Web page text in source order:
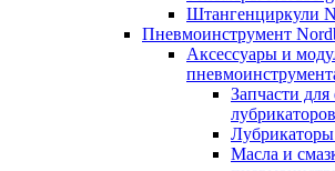
Штангенциркули
Пневмоинструмент
Аксессуары и
Запчасти
Масла и